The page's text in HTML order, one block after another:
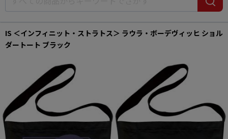
IS ＜インフィニット・ストラトス＞ ラウラ・ボーデヴィッヒ ショル
ダートート ブラック